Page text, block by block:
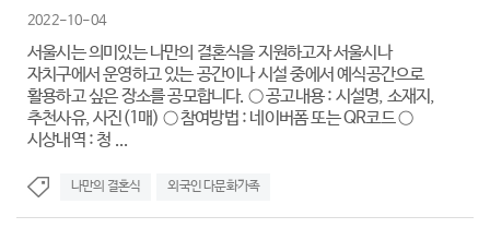
2022-10-04
서울시는 의미있는 나만의 결혼식을 지원하고자 서울시나
자치구에서 운영하고 있는 공간이나 시설 중에서 예식공간으로
활용하고 싶은 장소를 공모합니다. ○ 공고내용 : 시설명, 소재지,
추천사유, 사진(1매) ○ 참여방법 : 네이버폼 또는 QR코드 ○
시상내역 : 청 ...
나만의 결혼식 외국인 다문화가족